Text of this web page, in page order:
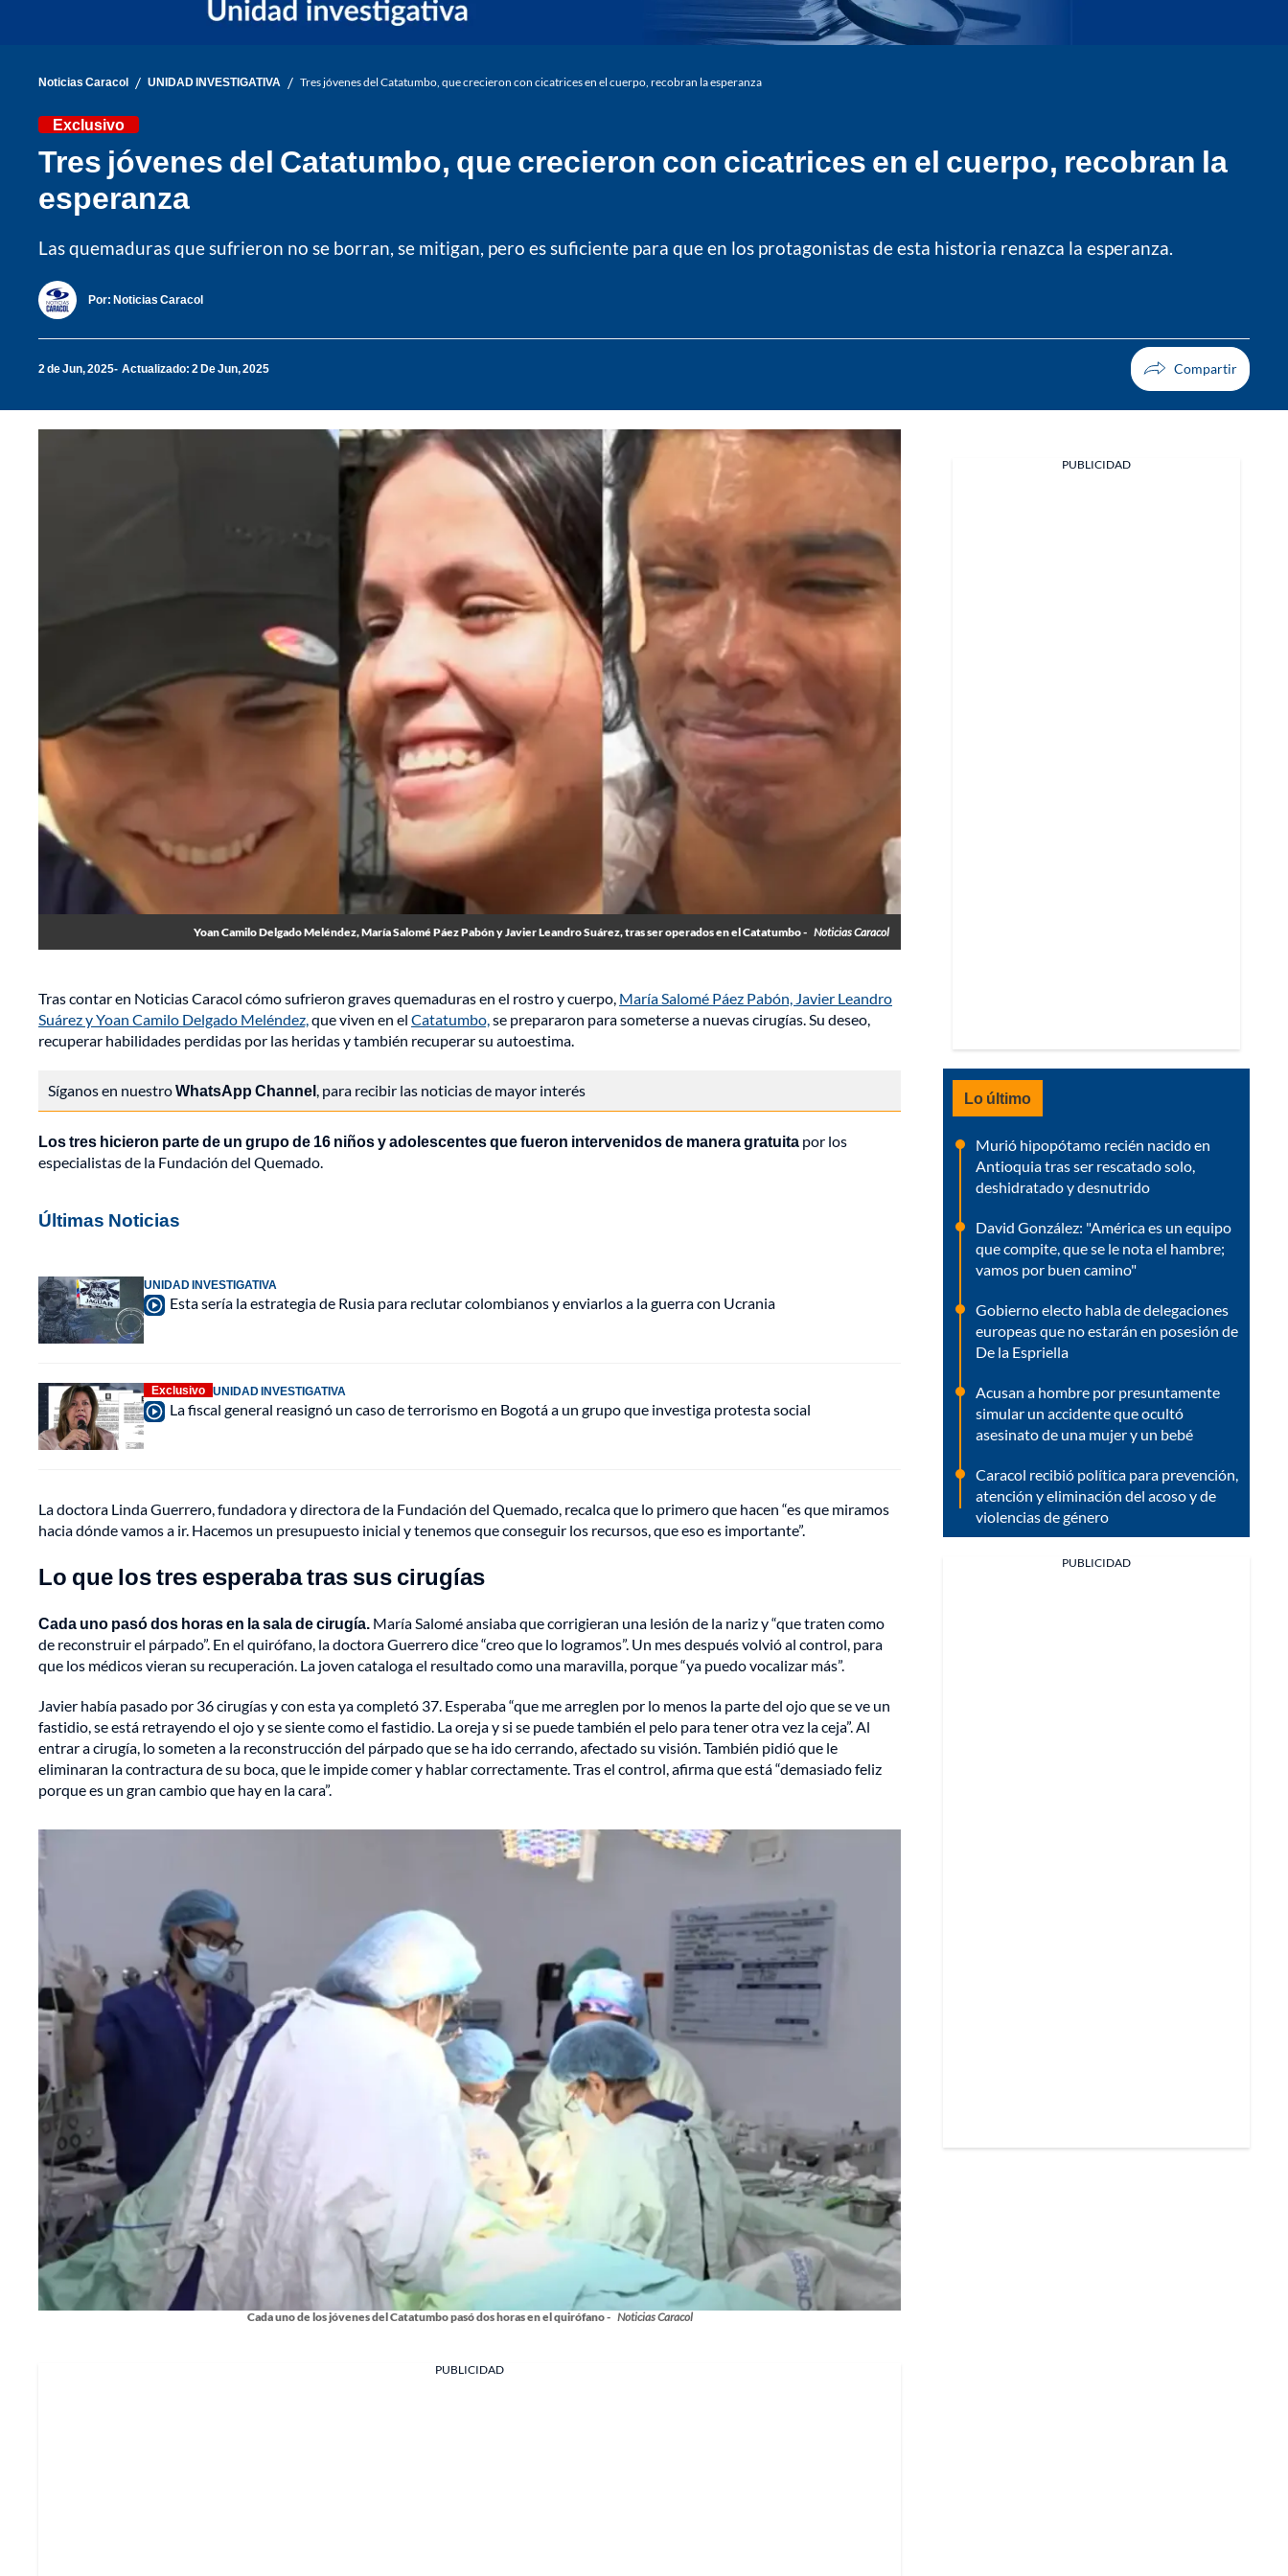
Noticias Caracol / UNIDAD INVESTIGATIVA / Tres jóvenes del Catatumbo, que crecieron con cicatrices en el cuerpo, recobran la esperanza
Exclusivo
Tres jóvenes del Catatumbo, que crecieron con cicatrices en el cuerpo, recobran la
esperanza
Las quemaduras que sufrieron no se borran, se mitigan, pero es suficiente para que en los protagonistas de esta historia renazca la esperanza.
Por: Noticias Caracol
2 de Jun, 2025 Actualizado: 2 De Jun, 2025
Yoan Camilo Delgado Meléndez, María Salomé Páez Pabón y Javier Leandro Suárez, tras ser operados en el Catatumbo - Noticias Caracol
Tras contar en Noticias Caracol cómo sufrieron graves quemaduras en el rostro y cuerpo, María Salomé Páez Pabón, Javier Leandro
Suárez y Yoan Camilo Delgado Meléndez,que viven en el Catatumbo,se prepararon para someterse a nuevas cirugías. Su deseo,
recuperar habilidades perdidas por las heridas y también recuperar su autoestima.
Síganos en nuestroWhatsApp Channel, para recibir las noticias de mayor interés
Los tres hicieron parte de un grupo de 16 niños y adolescentes que fueron intervenidos de manera gratuita por los
especialistas de la Fundación del Quemado.
Últimas Noticias
UNIDAD INVESTIGATIVA
Esta sería la estrategia de Rusia para reclutar colombianos y enviarlos a la guerra con Ucrania
Exclusivo UNIDAD INVESTIGATIVA
La fiscal general reasignó un caso de terrorismo en Bogotá a un grupo que investiga protesta social
La doctora Linda Guerrero, fundadora y directora de la Fundación del Quemado, recalca que lo primero que hacen “es que miramos
hacia dónde vamos a ir. Hacemos un presupuesto inicial y tenemos que conseguir los recursos, que eso es importante”.
Lo que los tres esperaba tras sus cirugías
Cada uno pasó dos horas en la sala de cirugía. María Salomé ansiaba que corrigieran una lesión de la nariz y “que traten como
de reconstruir el párpado”. En el quirófano, la doctora Guerrero dice “creo que lo logramos”. Un mes después volvió al control, para
que los médicos vieran su recuperación. La joven cataloga el resultado como una maravilla, porque “ya puedo vocalizar más”.
Javier había pasado por 36 cirugías y con esta ya completó 37. Esperaba “que me arreglen por lo menos la parte del ojo que se ve un
fastidio, se está retrayendo el ojo y se siente como el fastidio. La oreja y si se puede también el pelo para tener otra vez la ceja”. Al
entrar a cirugía, lo someten a la reconstrucción del párpado que se ha ido cerrando, afectado su visión. También pidió que le
eliminaran la contractura de su boca, que le impide comer y hablar correctamente. Tras el control, afirma que está “demasiado feliz
porque es un gran cambio que hay en la cara”.
Cada uno de los jóvenes del Catatumbo pasó dos horas en el quirófano - Noticias Caracol
PUBLICIDAD
PUBLICIDAD
Lo último
Murió hipopótamo recién nacido en
Antioquia tras ser rescatado solo,
deshidratado y desnutrido
David González: "América es un equipo
que compite, que se le nota el hambre;
vamos por buen camino"
Gobierno electo habla de delegaciones
europeas que no estarán en posesión de
De la Espriella
Acusan a hombre por presuntamente
simular un accidente que ocultó
asesinato de una mujer y un bebé
Caracol recibió política para prevención,
atención y eliminación del acoso y de
violencias de género
PUBLICIDAD